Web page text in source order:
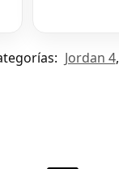
Jordan 4,